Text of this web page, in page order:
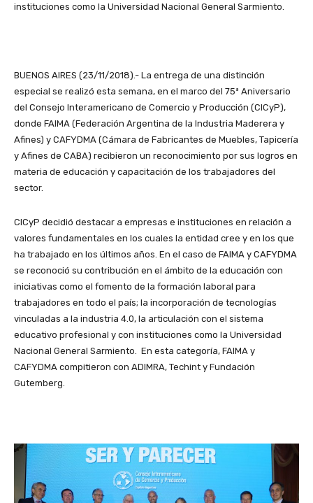
instituciones como la Universidad Nacional General Sarmiento.
BUENOS AIRES (23/11/2018).- La entrega de una distinción
especial se realizó esta semana, en el marco del 75ª Aniversario
del Consejo Interamericano de Comercio y Producción (CICyP),
donde FAIMA (Federación Argentina de la Industria Maderera y
Afines) y CAFYDMA (Cámara de Fabricantes de Muebles, Tapicería
y Afines de CABA) recibieron un reconocimiento por sus logros en
materia de educación y capacitación de los trabajadores del
sector.
CICyP decidió destacar a empresas e instituciones en relación a
valores fundamentales en los cuales la entidad cree y en los que
ha trabajado en los últimos años. En el caso de FAIMA y CAFYDMA
se reconoció su contribución en el ámbito de la educación con
iniciativas como el fomento de la formación laboral para
trabajadores en todo el país; la incorporación de tecnologías
vinculadas a la industria 4.0, la articulación con el sistema
educativo profesional y con instituciones como la Universidad
Nacional General Sarmiento. En esta categoría, FAIMA y
CAFYDMA compitieron con ADIMRA, Techint y Fundación
Gutemberg.